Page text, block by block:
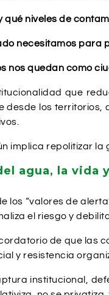
qué niveles de
necesitamos para
nos quedan como
que
desde los territorios,
implica repolitizar la
agua, la vida
los “valores de
el riesgo y
de que las
y resistencia
institucional,